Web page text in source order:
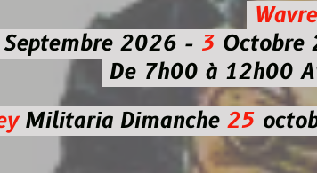
Wavretout les
2026 -3Octobre 2026 -7
De 7h00 à 12h00Avenue
Dimanche25octobre 2026